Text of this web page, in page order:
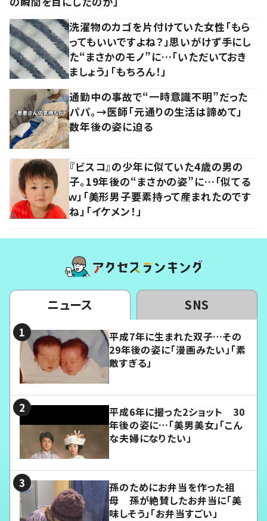
洗濯物のカゴを片付けていた女性「もら
ってもいいですよね？」思いがけず手にし
た“まさかのモノ”に…「いただいておき
ましょう」「もちろん！」
通勤中の事故で“一時意識不明”だった
パパ。→医師「元通りの生活は諦めて」
数年後の姿に迫る
『ビスコ』の少年に似ていた4歳の男の
子。19年後の“まさかの姿”に…「似てる
ｗ」「美形男子要素持って産まれたのです
ね」「イケメン！」
ニュース SNS
平成7年に生まれた双子…その
29年後の姿に「漫画みたい」「素
敵すぎる」
平成6年に撮った2ショット 30
年後の姿に…「美男美女」「こん
な夫婦になりたい」
孫のためにお弁当を作った祖
母 孫が絶賛したお弁当に「美
味しそう」「お弁当すごい」